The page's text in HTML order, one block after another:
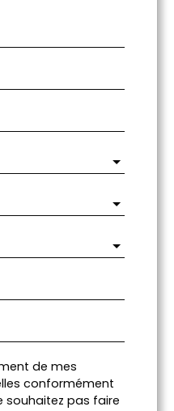
de mes
conformément
souhaitez pas faire